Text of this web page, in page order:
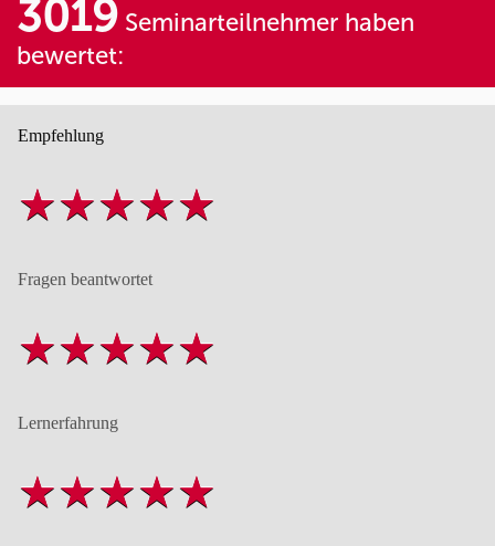
3019 Seminarteilnehmer haben
bewertet:
Empfehlung
Fragen beantwortet
Lernerfahrung